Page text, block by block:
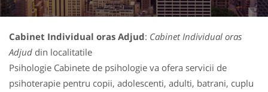
Cabinet Individual oras Adjud: Cabinet Individual oras
Adjud din localitatile
Psihologie Cabinete de psihologie va ofera servicii de
psihoterapie pentru copii, adolescenti, adulti, batrani, cuplu